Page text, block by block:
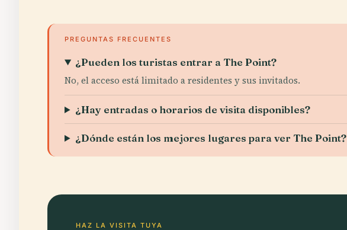
PREGUNTAS FRECUENTES
¿Pueden los turistas entrar a The Point?
No, el acceso está limitado a residentes y sus invitados.
¿Hay entradas o horarios de visita disponibles?
¿Dónde están los mejores lugares para ver The Point?
HAZ LA VISITA TUYA